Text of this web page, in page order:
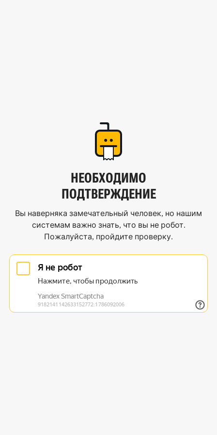
НЕОБХОДИМО
ПОДТВЕРЖДЕНИЕ
Вы наверняка замечательный человек, но нашим
системам важно знать, что вы не робот.
Пожалуйста, пройдите проверку.